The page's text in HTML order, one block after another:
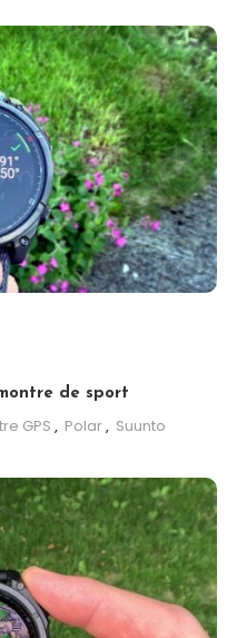
de sport
GPS , Polar, Suunto